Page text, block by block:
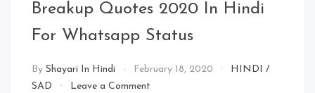
Breakup Quotes 2020 In Hindi
For Whatsapp Status
By Shayari In Hindi February 18, 2020 HINDI /
SAD
Leave a Commenton